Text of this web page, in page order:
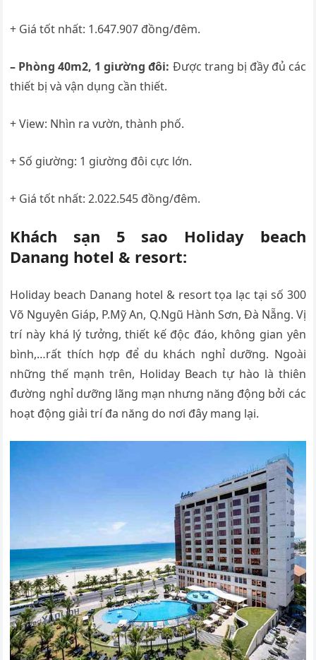
+ Giá tốt nhất: 1.647.907 đồng/đêm.
– Phòng 40m2, 1 giường đôi: Được trang bị đầy đủ các
thiết bị và vận dụng cần thiết.
+ View: Nhìn ra vườn, thành phố.
+ Số giường: 1 giường đôi cực lớn.
+ Giá tốt nhất: 2.022.545 đồng/đêm.
Khách sạn 5 sao Holiday beach
Danang hotel & resort:
Holiday beach Danang hotel & resort tọa lạc tại số 300
Võ Nguyên Giáp, P.Mỹ An, Q.Ngũ Hành Sơn, Đà Nẵng. Vị
trí này khá lý tưởng, thiết kế độc đáo, không gian yên
bình,…rất thích hợp để du khách nghỉ dưỡng. Ngoài
những thế mạnh trên, Holiday Beach tự hào là thiên
đường nghỉ dưỡng lãng mạn nhưng năng động bởi các
hoạt động giải trí đa năng do nơi đây mang lại.